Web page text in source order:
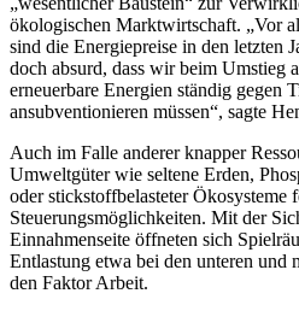
ökologischen Marktwirtschaft. „Vor
sind die Energiepreise in den letzten
doch absurd, dass wir beim Umstieg
erneuerbare Energien ständig gegen
ansubventionieren müssen“, sagte
Auch im Falle anderer knapper
Umweltgüter wie seltene Erden,
oder stickstoffbelasteter Ökosysteme
Steuerungsmöglichkeiten. Mit der
Einnahmenseite öffneten sich
Entlastung etwa bei den unteren
den Faktor Arbeit.